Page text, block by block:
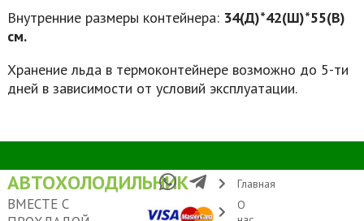
Внутренние размеры контейнера: 34(Д)*42(Ш)*55(В)
см.
Хранение льда в термоконтейнере возможно до 5-ти
дней в зависимости от условий эксплуатации.
АВТОХОЛОДИЛЬНИК
ВМЕСТЕ С
Главная
О